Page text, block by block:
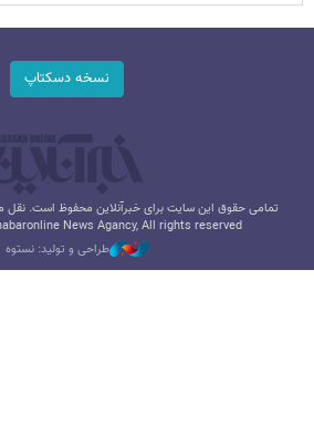
نسخه دسکتاپ
تمامی حقوق این سایت برای خبرآنلاین محفوظ است. نقل
News Agancy, All rights reserved
طراحی و تولید: نستوه